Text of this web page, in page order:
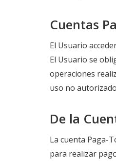
Cuentas
El Usuario
El Usuario se
operaciones
uso no
De la
La cuenta Paga-
para realizar